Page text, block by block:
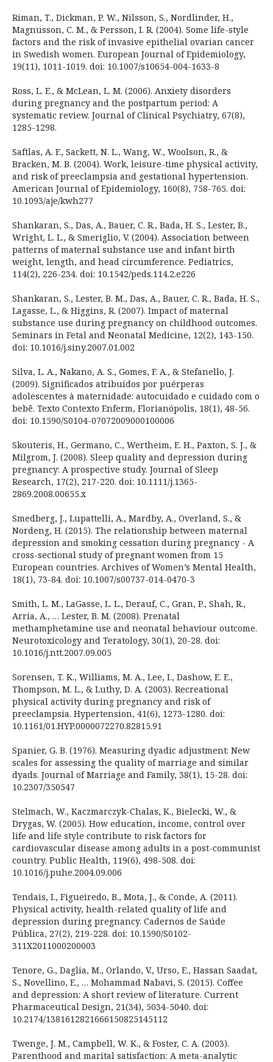
Riman, T., Dickman, P. W., Nilsson, S., Nordlinder, H.,
Magnusson, C. M., & Persson, I. R. (2004). Some life-style
factors and the risk of invasive epithelial ovarian cancer
in Swedish women. European Journal of Epidemiology,
19(11), 1011-1019. doi: 10.1007/s10654-004-1633-8
Ross, L. E., & McLean, L. M. (2006). Anxiety disorders
during pregnancy and the postpartum period: A
systematic review. Journal of Clinical Psychiatry, 67(8),
1285-1298.
Saftlas, A. F., Sackett, N. L., Wang, W., Woolson, R., &
Bracken, M. B. (2004). Work, leisure-time physical activity,
and risk of preeclampsia and gestational hypertension.
American Journal of Epidemiology, 160(8), 758-765. doi:
10.1093/aje/kwh277
Shankaran, S., Das, A., Bauer, C. R., Bada, H. S., Lester, B.,
Wright, L. L., & Smeriglio, V. (2004). Association between
patterns of maternal substance use and infant birth
weight, length, and head circumference. Pediatrics,
114(2), 226-234. doi: 10.1542/peds.114.2.e226
Shankaran, S., Lester, B. M., Das, A., Bauer, C. R., Bada, H. S.,
Lagasse, L., & Higgins, R. (2007). Impact of maternal
substance use during pregnancy on childhood outcomes.
Seminars in Fetal and Neonatal Medicine, 12(2), 143-150.
doi: 10.1016/j.siny.2007.01.002
Silva, L. A., Nakano, A. S., Gomes, F. A., & Stefanello, J.
(2009). Significados atribuídos por puérperas
adolescentes à maternidade: autocuidado e cuidado com o
bebê. Texto Contexto Enferm, Florianópolis, 18(1), 48-56.
doi: 10.1590/S0104-07072009000100006
Skouteris, H., Germano, C., Wertheim, E. H., Paxton, S. J., &
Milgrom, J. (2008). Sleep quality and depression during
pregnancy: A prospective study. Journal of Sleep
Research, 17(2), 217-220. doi: 10.1111/j.1365-
2869.2008.00655.x
Smedberg, J., Lupattelli, A., Mardby, A., Overland, S., &
Nordeng, H. (2015). The relationship between maternal
depression and smoking cessation during pregnancy - A
cross-sectional study of pregnant women from 15
European countries. Archives of Women’s Mental Health,
18(1), 73-84. doi: 10.1007/s00737-014-0470-3
Smith, L. M., LaGasse, L. L., Derauf, C., Gran, P., Shah, R.,
Arria, A., … Lester, B. M. (2008). Prenatal
methamphetamine use and neonatal behaviour outcome.
Neurotoxicology and Teratology, 30(1), 20-28. doi:
10.1016/j.ntt.2007.09.005
Sorensen, T. K., Williams, M. A., Lee, I., Dashow, E. E.,
Thompson, M. L., & Luthy, D. A. (2003). Recreational
physical activity during pregnancy and risk of
preeclampsia. Hypertension, 41(6), 1273-1280. doi:
10.1161/01.HYP.0000072270.82815.91
Spanier, G. B. (1976). Measuring dyadic adjustment: New
scales for assessing the quality of marriage and similar
dyads. Journal of Marriage and Family, 38(1), 15-28. doi:
10.2307/350547
Stelmach, W., Kaczmarczyk-Chalas, K., Bielecki, W., &
Drygas, W. (2005). How education, income, control over
life and life style contribute to risk factors for
cardiovascular disease among adults in a post-communist
country. Public Health, 119(6), 498-508. doi:
10.1016/j.puhe.2004.09.006
Tendais, I., Figueiredo, B., Mota, J., & Conde, A. (2011).
Physical activity, health-related quality of life and
depression during pregnancy. Cadernos de Saúde
Pública, 27(2), 219-228. doi: 10.1590/S0102-
311X2011000200003
Tenore, G., Daglia, M., Orlando, V., Urso, E., Hassan Saadat,
S., Novellino, E., … Mohammad Nabavi, S. (2015). Coffee
and depression: A short review of literature. Current
Pharmaceutical Design, 21(34), 5034-5040. doi:
10.2174/1381612821666150825145112
Twenge, J. M., Campbell, W. K., & Foster, C. A. (2003).
Parenthood and marital satisfaction: A meta-analytic